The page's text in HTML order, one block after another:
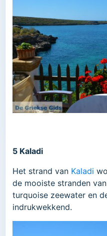
5 Kaladi
Het strand van Kaladi
de mooiste stranden
turquoise zeewater en
indrukwekkend.